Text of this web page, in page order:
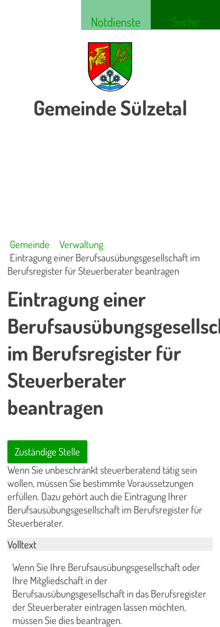
Notdienste Suche
Gemeinde Sülzetal
Gemeinde
Verwaltung
Eintragung einer Berufsausübungsgesellschaft im
Berufsregister für Steuerberater beantragen
Eintragung einer
im Berufsregister für
Steuerberater
beantragen
Zuständige Stelle
Wenn Sie unbeschränkt steuerberatend tätig sein
wollen, müssen Sie bestimmte Voraussetzungen
erfüllen. Dazu gehört auch die Eintragung Ihrer
Berufsausübungsgesellschaft im Berufsregister für
Steuerberater.
Volltext
Wenn Sie Ihre Berufsausübungsgesellschaft oder
Ihre Mitgliedschaft in der
Berufsausübungsgesellschaft in das Berufsregister
der Steuerberater eintragen lassen möchten,
müssen Sie dies beantragen.